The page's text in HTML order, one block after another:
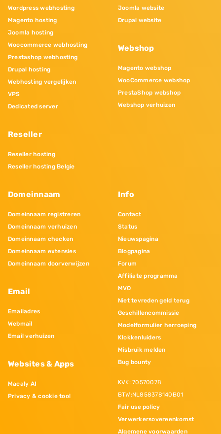
Wordpress webhosting
Magento hosting
Joomla hosting
Woocommerce webhosting
Prestashop webhosting
Drupal hosting
Webhosting vergelijken
VPS
Dedicated server
Reseller
Reseller hosting
Reseller hosting Belgie
Joomla website
Drupal website
Webshop
Magento webshop
WooCommerce webshop
PrestaShop webshop
Webshop verhuizen
Domeinnaam
Domeinnaam registreren
Domeinnaam verhuizen
Domeinnaam checken
Domeinnaam extensies
Domeinnaam doorverwijzen
Email
Emailadres
Webmail
Email verhuizen
Websites & Apps
Macaly AI
Privacy & cookie tool
Info
Contact
Status
Nieuwspagina
Blogpagina
Forum
Affiliate programma
MVO
Niet tevreden geld terug
Geschillencommissie
Modelformulier herroeping
Klokkenluiders
Misbruik melden
Bug bounty
KVK: 70570078
BTW:NL858378140B01
Fair use policy
Verwerkersovereenkomst
Algemene voorwaarden